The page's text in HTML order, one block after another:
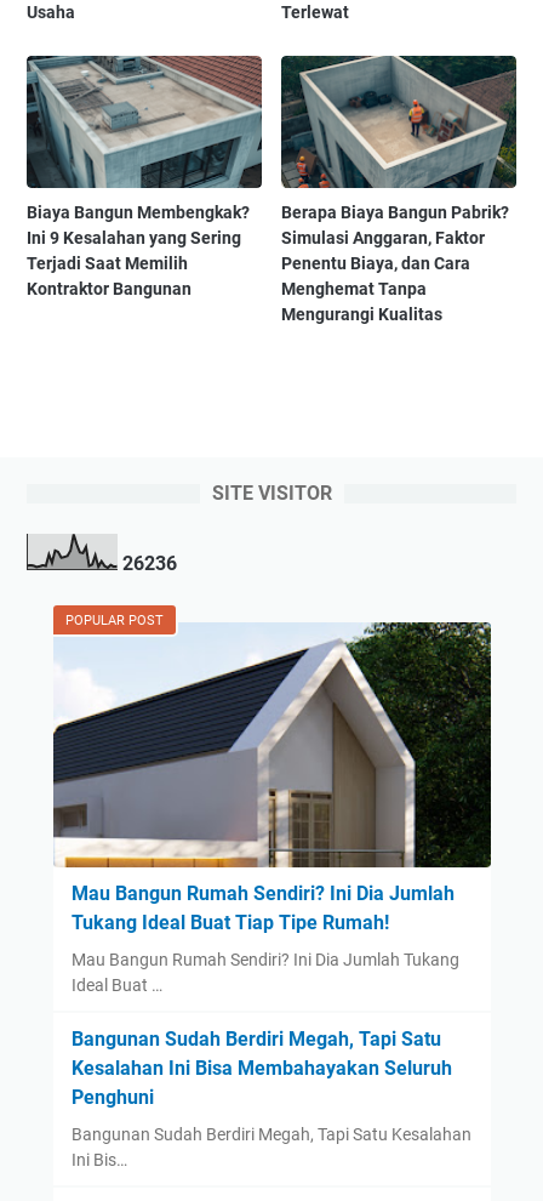
Usaha
Terlewat
Biaya Bangun Membengkak?
Ini 9 Kesalahan yang Sering
Terjadi Saat Memilih
Kontraktor Bangunan
Berapa Biaya Bangun Pabrik?
Simulasi Anggaran, Faktor
Penentu Biaya, dan Cara
Menghemat Tanpa
Mengurangi Kualitas
SITE VISITOR
26236
POPULAR POST
Mau Bangun Rumah Sendiri? Ini Dia Jumlah
Tukang Ideal Buat Tiap Tipe Rumah!
Mau Bangun Rumah Sendiri? Ini Dia Jumlah Tukang
Ideal Buat …
Bangunan Sudah Berdiri Megah, Tapi Satu
Kesalahan Ini Bisa Membahayakan Seluruh
Penghuni
Bangunan Sudah Berdiri Megah, Tapi Satu Kesalahan
Ini Bis…